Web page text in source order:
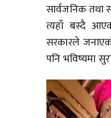
सार्वजनिक तथा
त्यहाँ बस्दै
सरकारले
पनि भविष्यमा